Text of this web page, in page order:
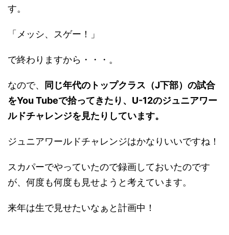
す。
「メッシ、スゲー！」
で終わりますから・・・。
なので、
同じ年代のトップクラス（J下部）の試合
をYou Tubeで拾ってきたり、U-12のジュニアワー
ルドチャレンジを見たりしています。
ジュニアワールドチャレンジはかなりいいですね！
スカパーでやっていたので録画しておいたのです
が、何度も何度も見せようと考えています。
来年は生で見せたいなぁと計画中！